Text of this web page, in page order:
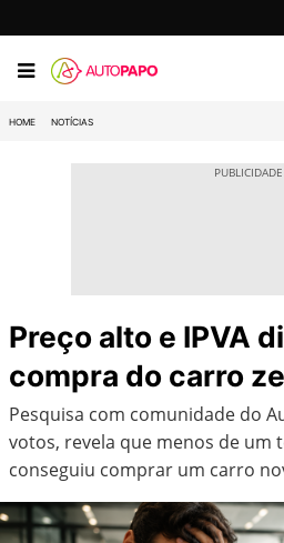
HOME NOTÍCIAS
Preço alto e IPVA
compra do carro
Pesquisa com comunidade do
votos, revela que menos de um
conseguiu comprar um carro